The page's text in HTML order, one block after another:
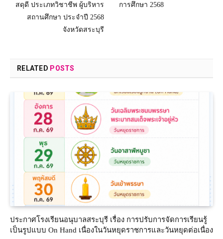
สดุดี ประเภทวิชาชีพ ผู้บริหาร
สถานศึกษา ประจำปี 2568
จังหวัดสระบุรี
การศึกษา 2568
RELATED POSTS
ประกาศโรงเรียนอนุบาลสระบุรี เรื่อง การปรับการจัดการเรียนรู้
เป็นรูปแบบ On Hand เนื่องในวันหยุดราชการและวันหยุดต่อเนื่อง